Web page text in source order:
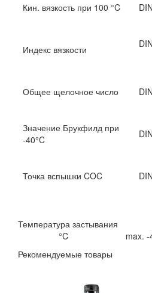
Кин. вязкость при 100 °C
Индекс вязкости
Общее щелочное число
Значение Брукфилд при
-40°C
Точка вспышки COC
Температура
°C
Рекомендуемые товары